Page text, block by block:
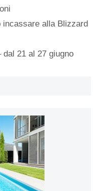
alla Blizzard
21 al 27 giugno